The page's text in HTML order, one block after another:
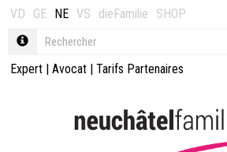
VD GE NE VS dieFamilie SHOP
Expert | Avocat | Tarifs Partenaires